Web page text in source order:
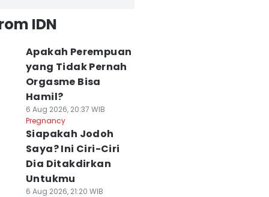
IDN
Apakah Perempuan
yang Tidak Pernah
Orgasme Bisa
Hamil?
6 Aug 2026, 20:37 WIB
Pregnancy
Siapakah Jodoh
Saya? Ini Ciri-Ciri
Dia Ditakdirkan
Untukmu
6 Aug 2026, 21:20 WIB